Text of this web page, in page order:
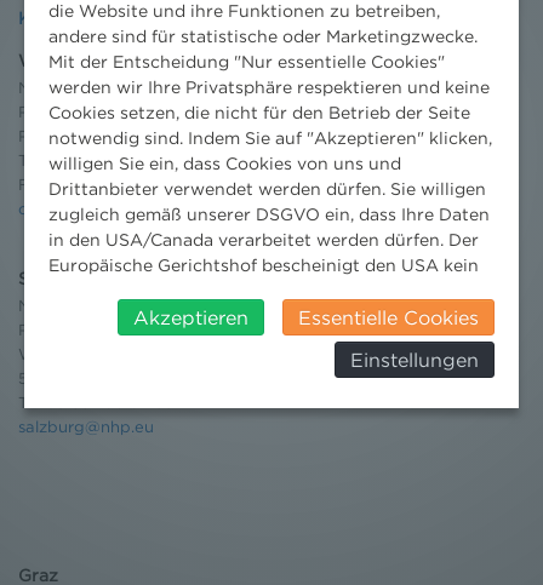
Kontakt
Wien
Niederhuber & Partner
Rechtsanwälte GmbH
Reisnerstraße 53, 1030 Wien
T:
+43 1 513 21 24-0
F: +43 1 513 21 24-300
office@nhp.eu
Salzburg
Niederhuber & Partner
Rechtsanwälte GmbH
Wilhelm-Spazier-Straße 2a
5020 Salzburg
T:
salzburg@nhp.eu
Graz
die Website und ihre Funktionen zu betreiben,
andere sind für statistische oder Marketingzwecke.
Mit der Entscheidung "Nur essentielle Cookies"
werden wir Ihre Privatsphäre respektieren und keine
Cookies setzen, die nicht für den Betrieb der Seite
notwendig sind. Indem Sie auf "Akzeptieren" klicken,
willigen Sie ein, dass Cookies von uns und
Drittanbieter verwendet werden dürfen. Sie willigen
zugleich gemäß unserer DSGVO ein, dass Ihre Daten
in den USA/Canada verarbeitet werden dürfen. Der
Europäische Gerichtshof bescheinigt den USA kein
insbesondere das Risiko, dass ihre Daten durch US-
Behörden, zu Kontroll- und zu
Überwachungszwecken, verarbeitet werden und
werden können. Zudem finden Sie am
Akzeptieren
Essentielle Cookies
Einstellungen